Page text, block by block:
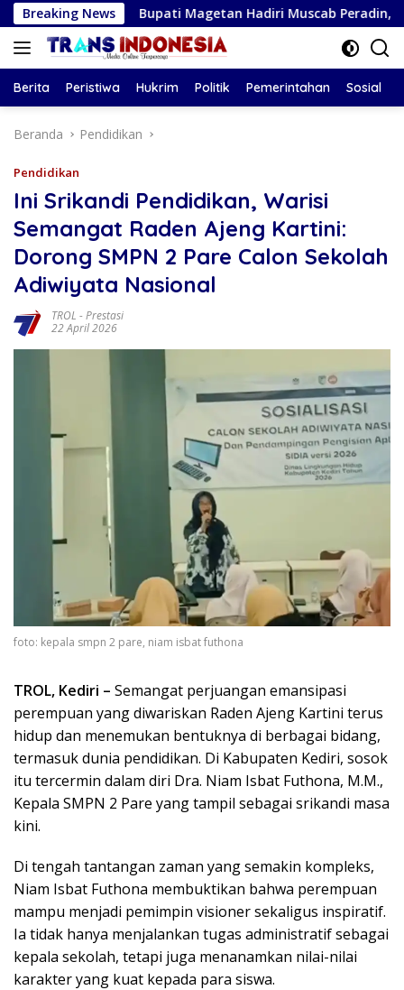
Langsung
ke
konten
Breaking News
Bupati Magetan Hadiri Muscab Peradin, Noorbiyanto
Berita Peristiwa Hukrim Politik Pemerintahan Sosial
Beranda Pendidikan
Pendidikan
Ini Srikandi Pendidikan, Warisi
Semangat Raden Ajeng Kartini:
Dorong SMPN 2 Pare Calon Sekolah
Adiwiyata Nasional
TROL -Prestasi
22 April 2026
foto: kepala smpn 2 pare, niam isbat futhona
TROL, Kediri – Semangat perjuangan emansipasi
perempuan yang diwariskan Raden Ajeng Kartini terus
hidup dan menemukan bentuknya di berbagai bidang,
termasuk dunia pendidikan. Di Kabupaten Kediri, sosok
itu tercermin dalam diri Dra. Niam Isbat Futhona, M.M.,
Kepala SMPN 2 Pare yang tampil sebagai srikandi masa
kini.
Di tengah tantangan zaman yang semakin kompleks,
Niam Isbat Futhona membuktikan bahwa perempuan
mampu menjadi pemimpin visioner sekaligus inspiratif.
Ia tidak hanya menjalankan tugas administratif sebagai
kepala sekolah, tetapi juga menanamkan nilai-nilai
karakter yang kuat kepada para siswa.